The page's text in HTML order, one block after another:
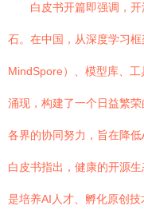
白皮书开篇即强调，
石。在中国，从深度学习
MindSpore）、模型库、
涌现，构建了一个日益繁
各界的协同努力，旨在降
白皮书指出，健康的开源
是培养AI人才、孵化原创技